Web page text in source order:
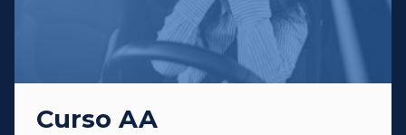
Curso AA